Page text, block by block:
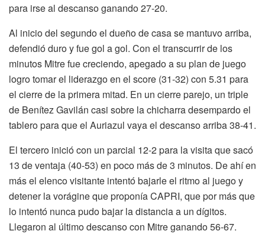
para irse al descanso ganando 27-20.
Al inicio del segundo el dueño de casa se mantuvo arriba,
defendió duro y fue gol a gol. Con el transcurrir de los
minutos Mitre fue creciendo, apegado a su plan de juego
logro tomar el liderazgo en el score (31-32) con 5.31 para
el cierre de la primera mitad. En un cierre parejo, un triple
de Benítez Gavilán casi sobre la chicharra desempardo el
tablero para que el Auriazul vaya el descanso arriba 38-41.
El tercero inició con un parcial 12-2 para la visita que sacó
13 de ventaja (40-53) en poco más de 3 minutos. De ahí en
más el elenco visitante intentó bajarle el ritmo al juego y
detener la vorágine que proponía CAPRI, que por más que
lo intentó nunca pudo bajar la distancia a un dígitos.
Llegaron al último descanso con Mitre ganando 56-67.